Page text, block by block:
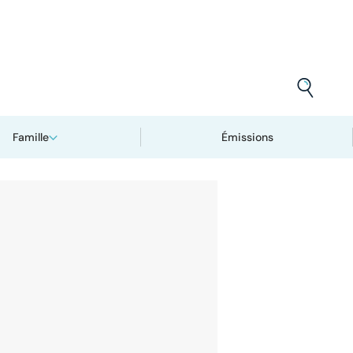
Famille Émissions